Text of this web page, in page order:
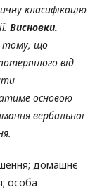
класифікацію
Висновки.
тому, що
від
основою
вербальної
домашнє
особа